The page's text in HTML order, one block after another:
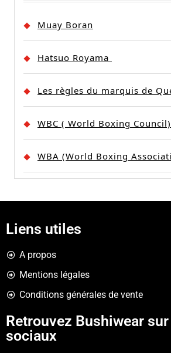
Muay Boran
Hatsuo Royama
Les règles du marquis de
WBC ( World Boxing Council)
WBA (World Boxing
Liens utiles
A propos
Mentions légales
Conditions générales de vente
Retrouvez Bushiwear
sociaux